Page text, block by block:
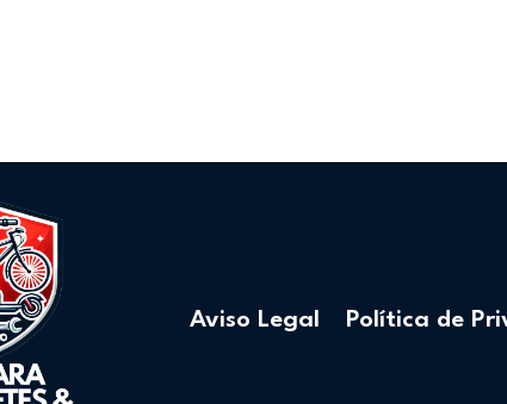
Aviso Legal Política de